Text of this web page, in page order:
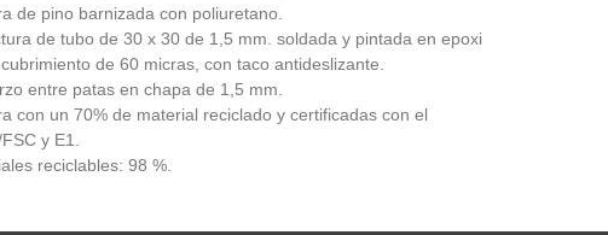
de pino barnizada con poliuretano.
de tubo de 30 x 30 de 1,5 mm. soldada y pintada en epoxi
de 60 micras, con taco antideslizante.
entre patas en chapa de 1,5 mm.
con un 70% de material reciclado y certificadas con el
y E1.
reciclables: 98 %.